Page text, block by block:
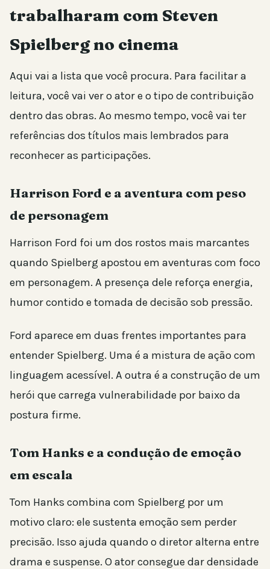
trabalharam com Steven
Spielberg no cinema
Aqui vai a lista que você procura. Para facilitar a
leitura, você vai ver o ator e o tipo de contribuição
dentro das obras. Ao mesmo tempo, você vai ter
referências dos títulos mais lembrados para
reconhecer as participações.
Harrison Ford e a aventura com peso
de personagem
Harrison Ford foi um dos rostos mais marcantes
quando Spielberg apostou em aventuras com foco
em personagem. A presença dele reforça energia,
humor contido e tomada de decisão sob pressão.
Ford aparece em duas frentes importantes para
entender Spielberg. Uma é a mistura de ação com
linguagem acessível. A outra é a construção de um
herói que carrega vulnerabilidade por baixo da
postura firme.
Tom Hanks e a condução de emoção
em escala
Tom Hanks combina com Spielberg por um
motivo claro: ele sustenta emoção sem perder
precisão. Isso ajuda quando o diretor alterna entre
drama e suspense. O ator consegue dar densidade